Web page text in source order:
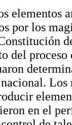
elementos
por los
del
Los
en el